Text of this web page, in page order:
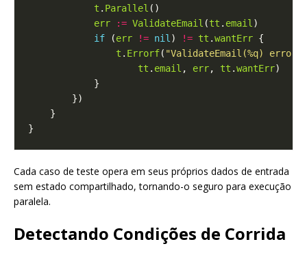
t . Parallel
err
:= ValidateEmail (tt . email
if (err != nil ) != tt .wantErr
t . Errorf( "ValidateEmail(%q) error
tt . email , err, tt .wantErr
Cada caso de teste opera em seus próprios dados de entrada
sem estado compartilhado, tornando-o seguro para execução
paralela.
Detectando Condições de Corrida